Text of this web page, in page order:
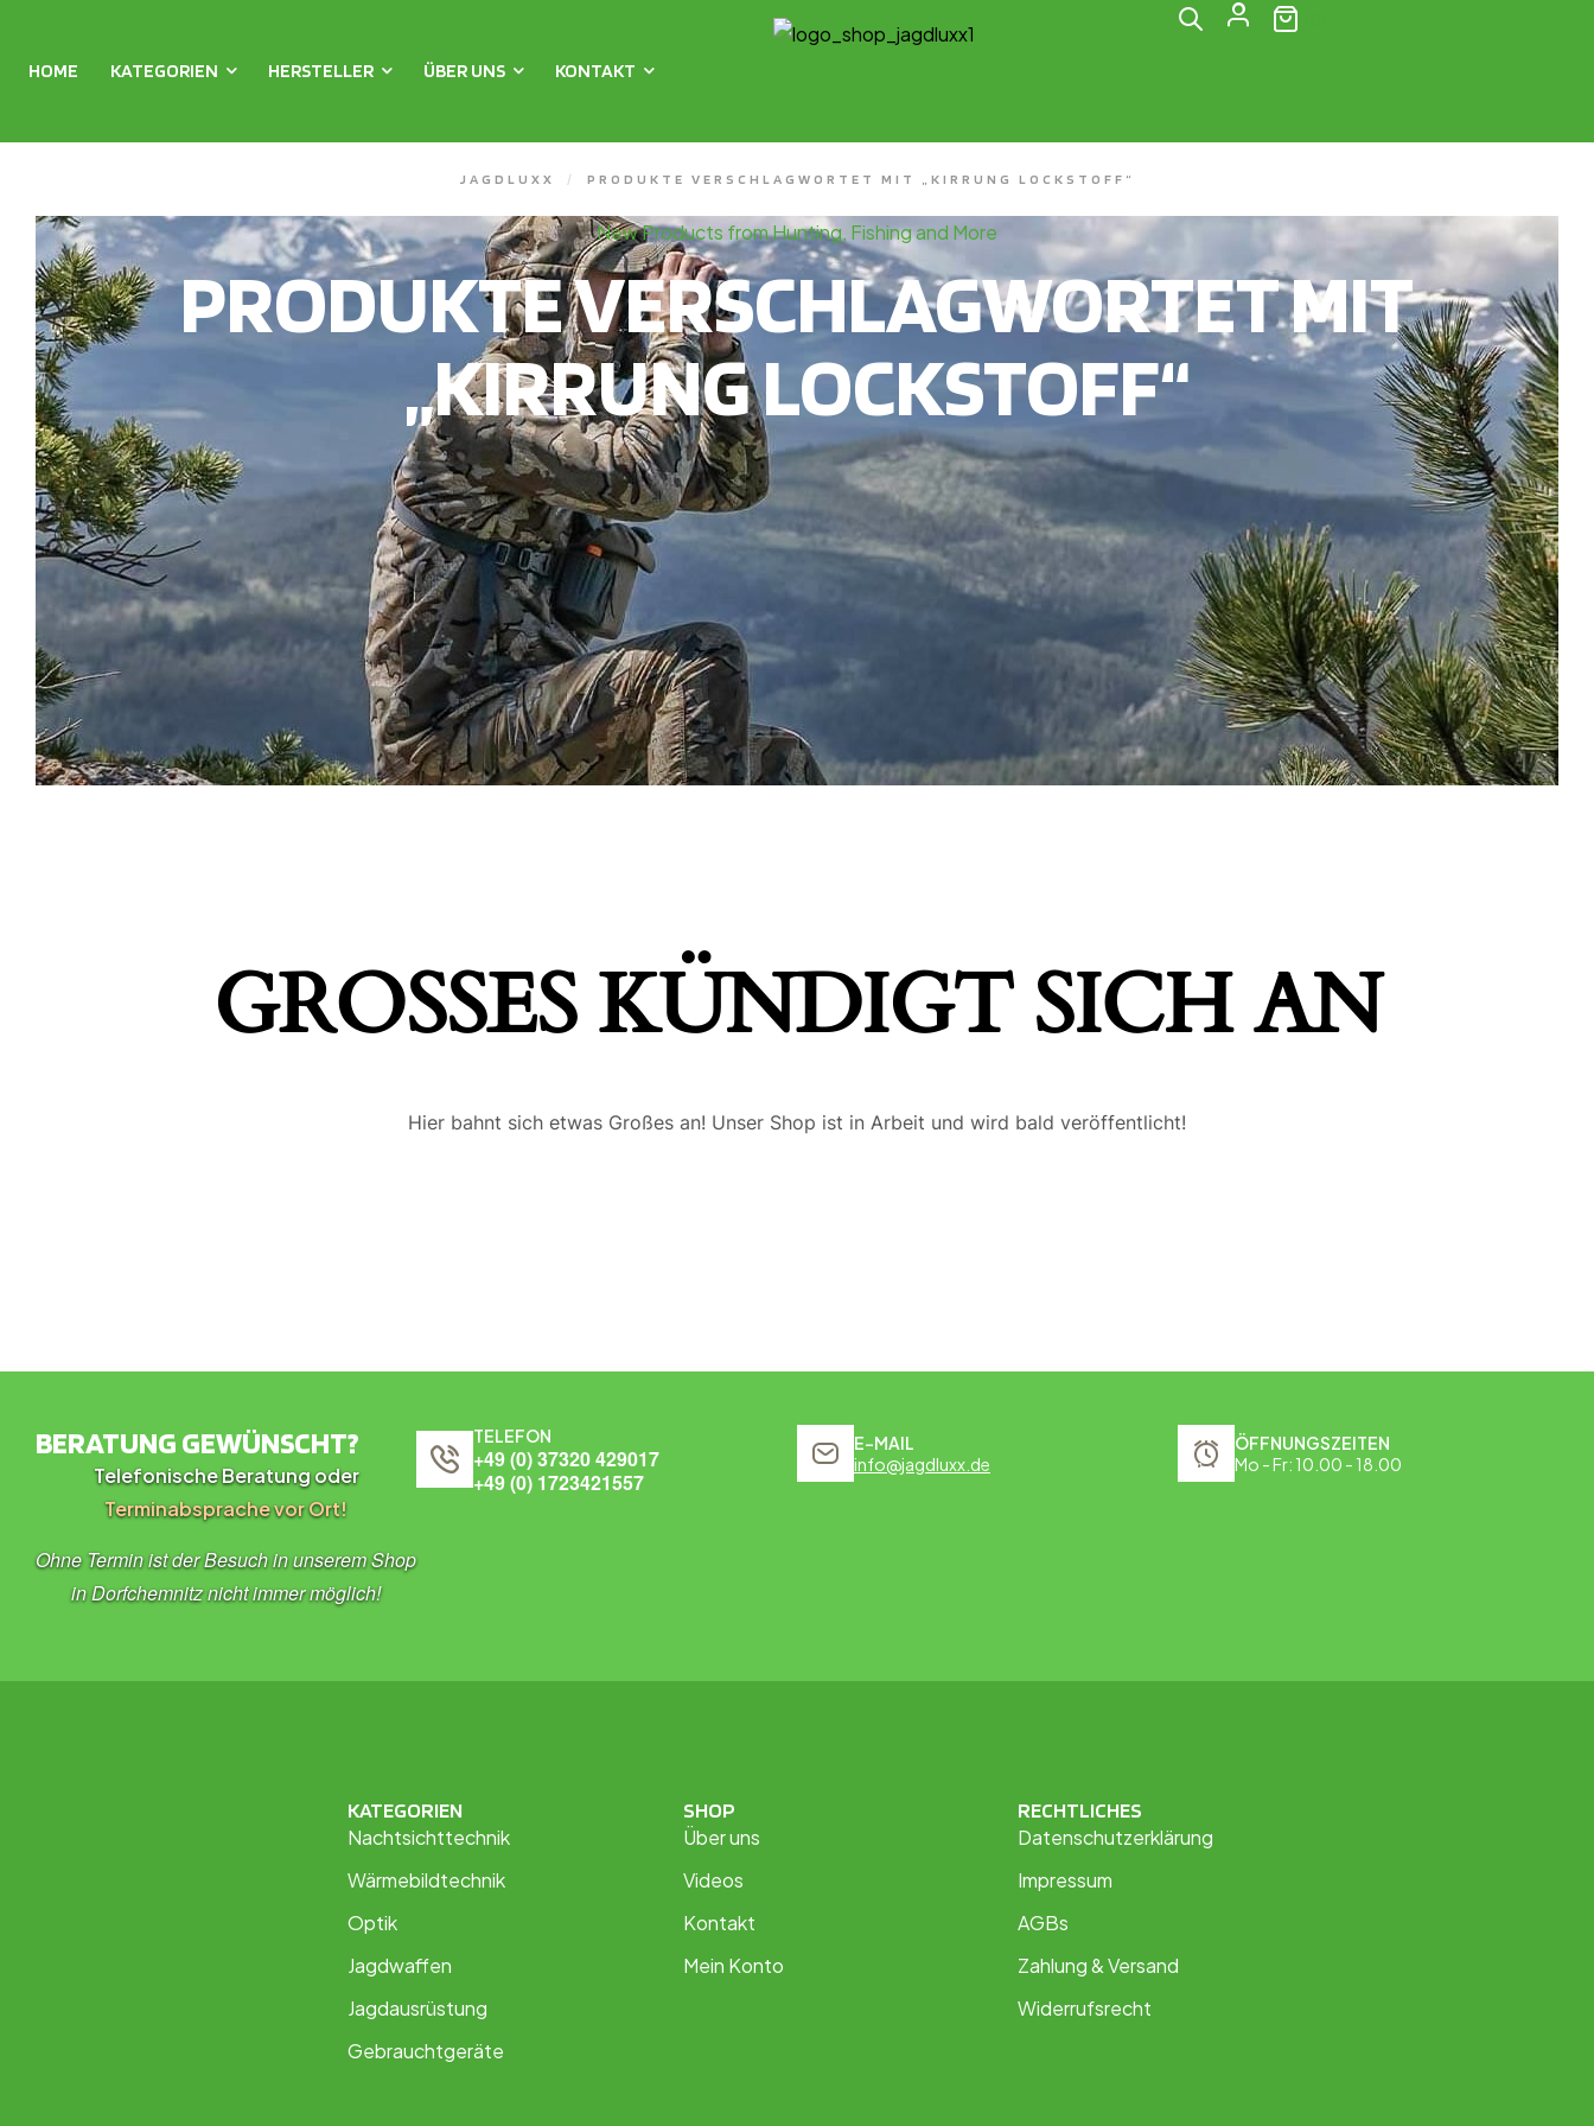
HOME KATEGORIEN HERSTELLER ÜBER UNS KONTAKT
JAGDLUXX / PRODUKTE VERSCHLAGWORTET MIT „KIRRUNG LOCKSTOFF“
New Products from Hunting, Fishing and More
PRODUKTE VERSCHLAGWORTET MIT
„KIRRUNG LOCKSTOFF“
GROSSES KÜNDIGT SICH AN
Hier bahnt sich etwas Großes an! Unser Shop ist in Arbeit und wird bald veröffentlicht!
BERATUNG GEWÜNSCHT?
Telefonische Beratung oder
Terminabsprache vor Ort!
Ohne Termin ist der Besuch in unserem Shop
in Dorfchemnitz nicht immer möglich!
TELEFON
+49 (0) 37320 429017
+49 (0) 1723421557
E-MAIL
info@jagdluxx.de
ÖFFNUNGSZEITEN
Mo - Fr: 10.00 - 18.00
KATEGORIEN
Nachtsichttechnik
Wärmebildtechnik
Optik
Jagdwaffen
Jagdausrüstung
Gebrauchtgeräte
SHOP
Über uns
Videos
Kontakt
Mein Konto
RECHTLICHES
Datenschutzerklärung
Impressum
AGBs
Zahlung & Versand
Widerrufsrecht